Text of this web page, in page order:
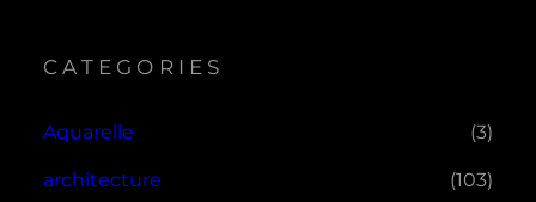
CATEGORIES
Aquarelle (3)
architecture (103)